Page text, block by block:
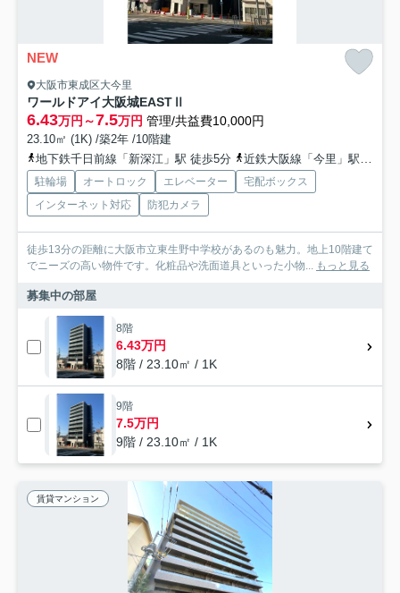
NEW
大阪市東成区大今里
ワールドアイ大阪城EASTⅡ
6.43万円～7.5万円 管理/共益費10,000円
23.10㎡ (1K) /築2年 /10階建
地下鉄千日前線「新深江」駅 徒歩5分
近鉄大阪線「今里」駅 徒歩7分
駐輪場 オートロック エレベーター
宅配ボックス
インターネット対応
防犯カメラ
徒歩13分の距離に大阪市立東生野中学校があるのも魅力。地上10階建て
でニーズの高い物件です。化粧品や洗面道具といった小物... もっと見る
募集中の部屋
8階
6.43万円
8階 / 23.10㎡ / 1K
9階
7.5万円
9階 / 23.10㎡ / 1K
賃貸マンション